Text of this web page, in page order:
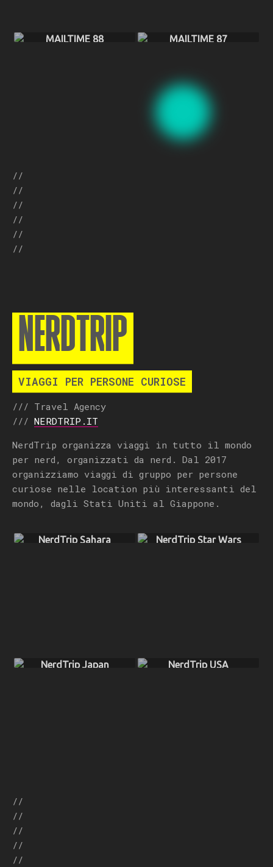
MAILTIME 88 MAILTIME 87
//
//
//
//
//
//
NERDTRIP
VIAGGI PER PERSONE CURIOSE
/// Travel Agency
/// NERDTRIP.IT
NerdTrip organizza viaggi in tutto il mondo
per nerd, organizzati da nerd. Dal 2017
organizziamo viaggi di gruppo per persone
curiose nelle location più interessanti del
mondo, dagli Stati Uniti al Giappone.
NerdTrip Sahara NerdTrip Star Wars
NerdTrip Japan NerdTrip USA
//
//
//
//
//